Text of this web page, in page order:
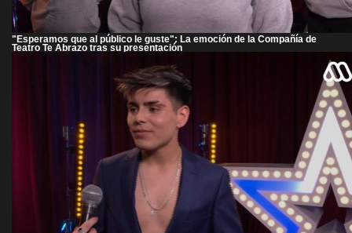
"Esperamos que al público le guste": La emoción de la Compañía de
Teatro Te Abrazo tras su presentación